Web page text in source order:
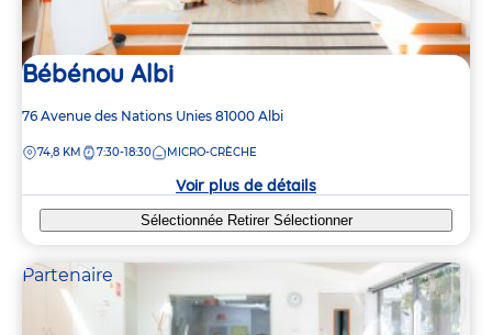
Bébénou Albi
Adresse
la
76 Avenue des Nations Unies 81000 Albi
DISTANCE
74,8 KM 7:30-18:30 MICRO-CRÈCHE
Voir plus de détails
Sélectionnée Retirer Sélectionner
Partenaire